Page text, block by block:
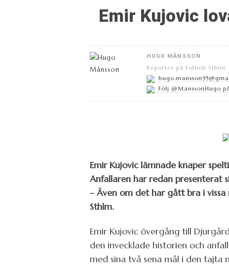
Emir Kujovic
HUGO MÅNSSON
Reporter på Fotboll Sthlm
Följ @ManssonHugo
Emir Kujovic lämnade knaper
Anfallaren har redan presenterat
– Även om det har gått bra i
Sthlm.
Emir Kujovic övergång till
den invecklade historien och
med sina två sena mål i den tajta